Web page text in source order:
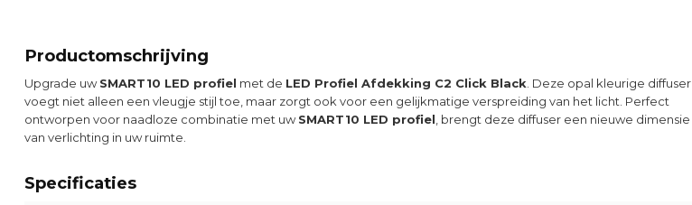
Productomschrijving
Upgrade uwSMART10 LED profiel met de LED Profiel Afdekking C2 Click Black . Deze opal kleurige diffuser
voegt niet alleen een vleugje stijl toe, maar zorgt ook voor een gelijkmatige verspreiding van het licht. Perfect
ontworpen voor naadloze combinatie met uwSMART10 LED profiel , brengt deze diffuser een nieuwe dimensie
van verlichting in uw ruimte.
Specificaties